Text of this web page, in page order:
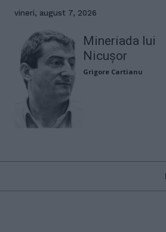
vineri, august 7, 2026
Mineriada lui
Nicușor
Grigore Cartianu